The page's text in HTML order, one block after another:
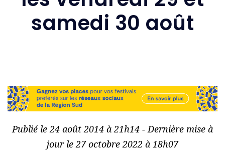
samedi 30 août
Publié le 24 août 2014 à 21h14 - Dernière mise à
jour le 27 octobre 2022 à 18h07